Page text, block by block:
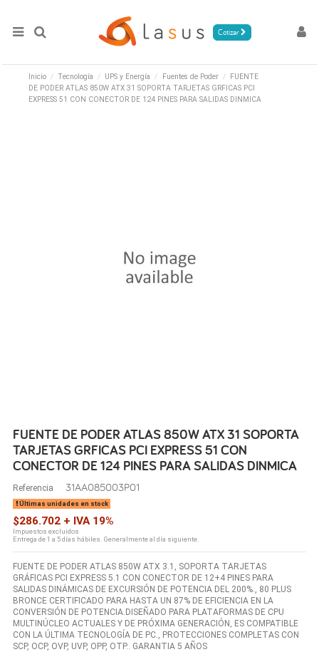
Cotizar
Inicio Tecnología UPS y Energía Fuentes de Poder
FUENTE
DE PODER ATLAS 850W ATX 31 SOPORTA TARJETAS GRFICAS PCI
EXPRESS 51 CON CONECTOR DE 124 PINES PARA SALIDAS DINMICA
FUENTE DE PODER ATLAS 850W ATX 31 SOPORTA
TARJETAS GRFICAS PCI EXPRESS 51 CON
CONECTOR DE 124 PINES PARA SALIDAS DINMICA
Referencia 31AA085003P01
Últimas unidades en stock
$286.702 + IVA 19%
Impuestos excluidos
Entrega de 1 a 5 días hábiles. Generalmente al día siguiente.
FUENTE DE PODER ATLAS 850W ATX 3.1, SOPORTA TARJETAS
GRÁFICAS PCI EXPRESS 5.1 CON CONECTOR DE 12+4 PINES PARA
SALIDAS DINÁMICAS DE EXCURSIÓN DE POTENCIA DEL 200%., 80 PLUS
BRONCE CERTIFICADO PARA HASTA UN 87% DE EFICIENCIA EN LA
CONVERSIÓN DE POTENCIA.DISEÑADO PARA PLATAFORMAS DE CPU
MULTINÚCLEO ACTUALES Y DE PRÓXIMA GENERACIÓN, ES COMPATIBLE
CON LA ÚLTIMA TECNOLOGÍA DE PC., PROTECCIONES COMPLETAS CON
SCP, OCP, OVP, UVP, OPP, OTP.. GARANTIA 5 AÑOS